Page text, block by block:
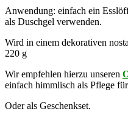
Anwendung: einfach ein
als Duschgel verwenden.
Wird in einem dekorativen
220 g
Wir empfehlen hierzu unseren
einfach himmlisch als Pflege
Oder als Geschenkset.